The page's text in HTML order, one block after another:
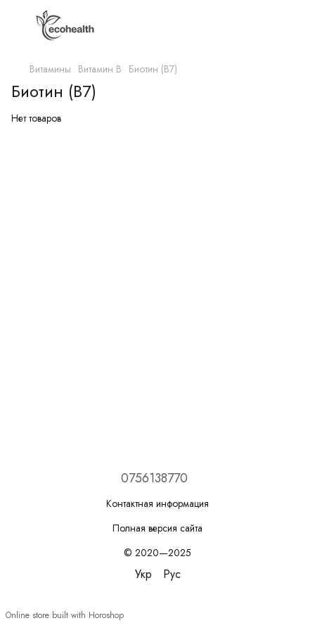
Витамины Витамин B Биотин (B7)
Биотин (B7)
Нет товаров
0756138770
Контактная информация
Полная версия сайта
© 2020—2025
Укр Рус
Online store built with Horoshop